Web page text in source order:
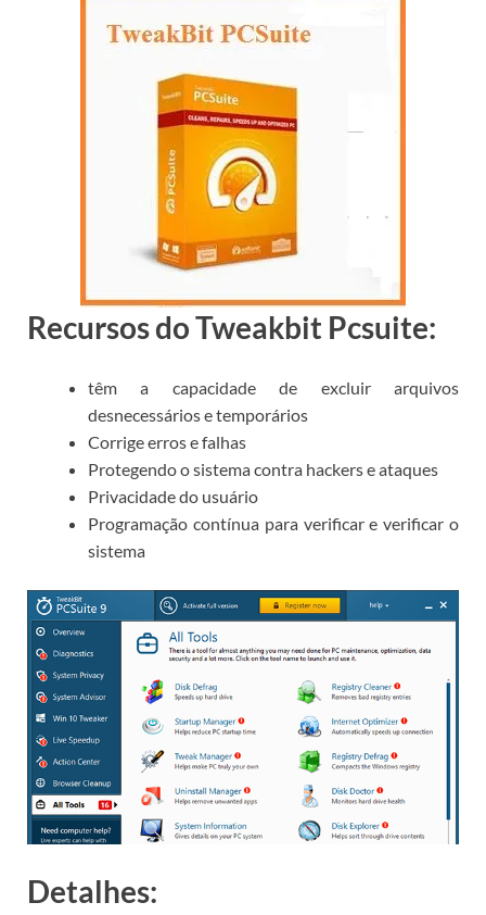
Recursos do Tweakbit Pcsuite:
têm a capacidade de excluir arquivos
desnecessários e temporários
Corrige erros e falhas
Protegendo o sistema contra hackers e ataques
Privacidade do usuário
Programação contínua para verificar e verificar o
sistema
Detalhes: